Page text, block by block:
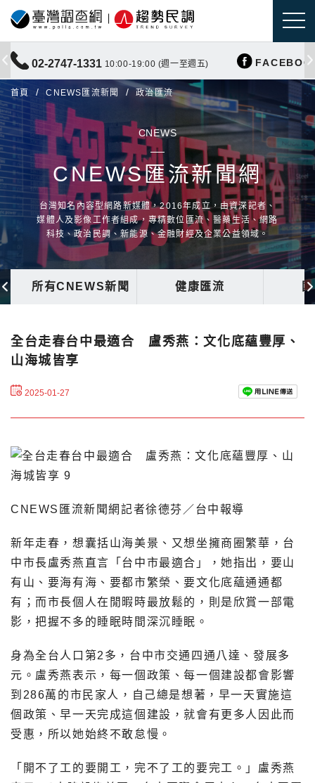
02-2747-1331 10:00-19:00 (週一至週五)
首頁 CNEWS匯流新聞 政治匯流
CNEWS
CNEWS匯流新聞網
台灣知名內容型網路新媒體，2016年成立，由資深記者、
媒體人及影像工作者組成，專精數位匯流、醫藥生活、網路
科技、政治民調、新能源、金融財經及企業公益領域。
所有CNEWS新聞 健康匯流
全台走春台中最適合 盧秀燕：文化底蘊豐厚、
山海城皆享
2025-01-27
CNEWS匯流新聞網記者徐德芬／台中報導
新年走春，想囊括山海美景、又想坐擁商圈繁華，台
中市長盧秀燕直言「台中市最適合」，她指出，要山
有山、要海有海、要都市繁榮、要文化底蘊通通都
有；而市長個人在閒暇時最放鬆的，則是欣賞一部電
影，把握不多的睡眠時間深沉睡眠。
身為全台人口第2多，台中市交通四通八達、發展多
元。盧秀燕表示，每一個政策、每一個建設都會影響
到286萬的市民家人，自己總是想著，早一天實施這
個政策、早一天完成這個建設，就會有更多人因此而
受惠，所以她始終不敢怠慢。
「開不了工的要開工，完不了工的要完工。」盧秀燕